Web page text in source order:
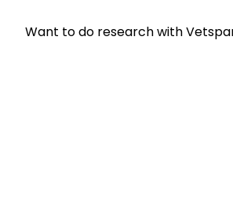
Want to do research with